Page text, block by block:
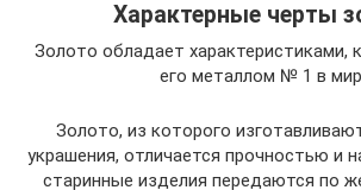
Характерные черты
Золото обладает характеристиками,
его металлом № 1 в
Золото, из которого
украшения, отличается прочностью и
старинные изделия передаются по